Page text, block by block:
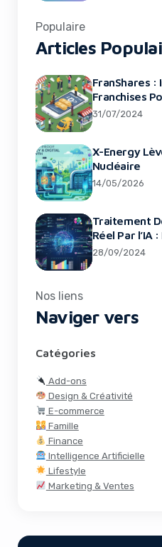
Populaire
Articles
FranShares :
Franchises
31/07/2024
X-Energy
Nucléaire
14/05/2026
Traitement
Réel Par l’IA
28/09/2024
Nos liens
Naviger vers
Catégories
Add-ons
Design & Créativité
E-commerce
Famille
Finance
Intelligence Artificielle
Lifestyle
Marketing & Ventes